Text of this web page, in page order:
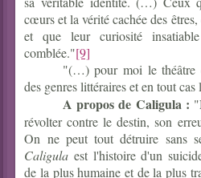
cœurs et la vérité cachée des
et que leur curiosité
comblée."[9]
"(…) pour moi le théâtre
des genres littéraires et en tout
A propos de Caligula :
révolter contre le destin, son
On ne peut tout détruire sans
Caligulaest l'histoire d'un
de la plus humaine et de la plus